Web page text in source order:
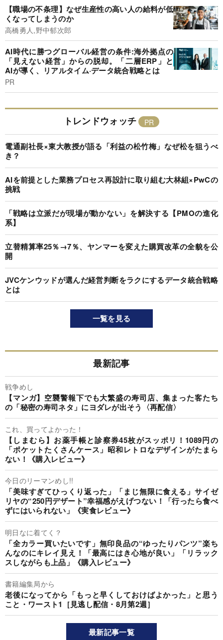
【職場の不条理】なぜ生産性の高い人の給料が低
くなってしまうのか
高橋勇人,野中郁次郎
AI時代に勝つグローバル経営の条件:海外拠点の
「見えない経営」からの脱却。「二層ERP」と
AIが導く、リアルタイム·データ統合戦略とは
PR
トレンドウォッチ
電通副社長×東大教授が語る「利益の松竹梅」なぜ松を狙うべ
き？
AIを前提とした業務プロセス再設計に取り組む大林組×PwCの
挑戦
「戦略は立派だが現場が動かない」を解決する【PMOの進化
系】
立替精算率25％→7％、ヤンマーを変えた購買改革の全貌を公
開
JVCケンウッドが選んだ経営判断をラクにするデータ統合戦略
とは
一覧を見る
最新記事
戦争めし
【マンガ】空襲警報下でも大繁盛の寿司店、集まった客たち
の「秘密の寿司ネタ」にヨダレが出そう〈再配信〉
これ、買ってよかった！
【しまむら】お薬手帳と診察券45枚がスッポリ！1089円の
「ポケットたくさんケース」昭和レトロなデザインがたまら
ない！《購入レビュー》
今日のリーマンめし!!
「美味すぎてひっくり返った」「まじ無限に食える」サイゼ
リヤの“250円デザート”幸福感がえげつない！「行ったら食べ
ずにはいられない」《実食レビュー》
明日なに着てく？
「全カラー買いたいです」無印良品の“ゆったりパンツ”楽ち
んなのにキレイ見え！「最高にはき心地が良い」「リラック
スしながらも上品」《購入レビュー》
書籍編集局から
老後になってから「もっと早くしておけばよかった」と思う
こと・ワースト1［見逃し配信・8月第2週］
最新記事一覧